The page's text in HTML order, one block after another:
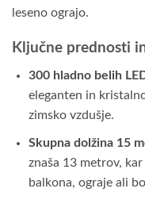
leseno ograjo.
Ključne prednosti
300 hladno belih
eleganten in
zimsko vzdušje.
Skupna dolžina 15
znaša 13 metrov,
balkona, ograje ali